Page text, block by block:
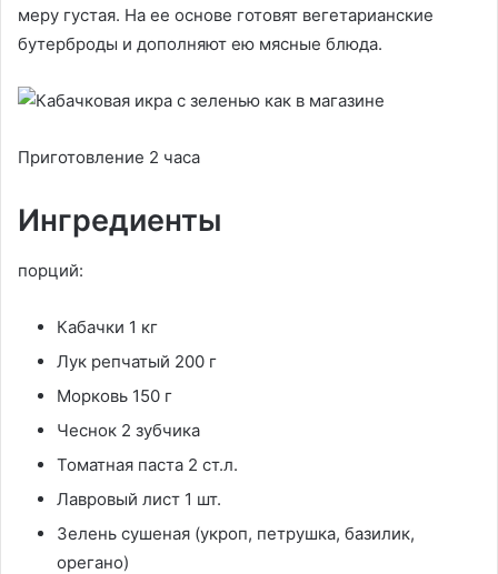
меру густая. На ее основе готовят вегетарианские
бутерброды и дополняют ею мясные блюда.
Приготовление 2 часа
Ингредиенты
порций:
Кабачки 1 кг
Лук репчатый 200 г
Морковь 150 г
Чеснок 2 зубчика
Томатная паста 2 ст.л.
Лавровый лист 1 шт.
Зелень сушеная (укроп, петрушка, базилик,
орегано)